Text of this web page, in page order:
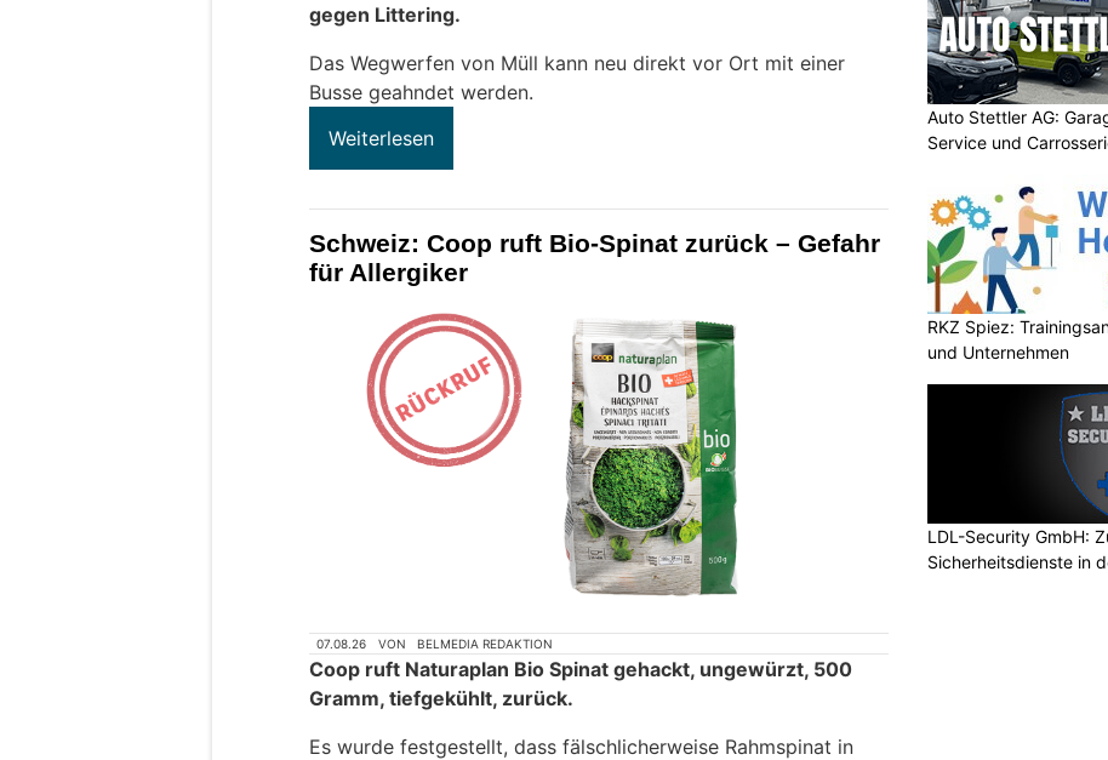
gegen Littering.
Das Wegwerfen von Müll kann neu direkt vor Ort mit einer
Busse geahndet werden.
Weiterlesen
Schweiz: Coop ruft Bio-Spinat zurück – Gefahr
für Allergiker
07.08.26 VON BELMEDIA REDAKTION
Coop ruft Naturaplan Bio Spinat gehackt, ungewürzt, 500
Gramm, tiefgekühlt, zurück.
Es wurde festgestellt, dass fälschlicherweise Rahmspinat in
Auto Stettler AG:
Service und
RKZ Spiez:
und Unternehmen
LDL-Security GmbH:
Sicherheitsdienste in